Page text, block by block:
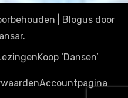
Blogusdoor
.
Koop ‘Dansen’
Accountpagina